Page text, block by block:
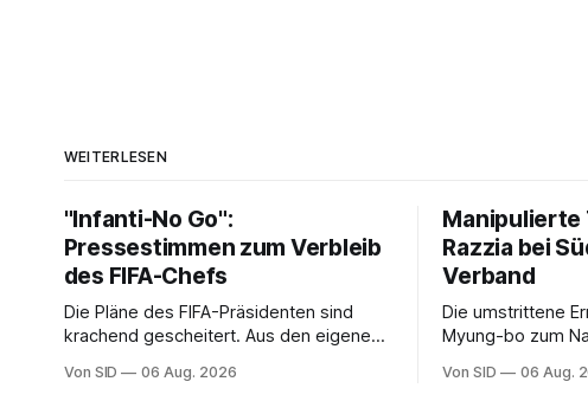
WEITERLESEN
"Infanti-No Go":
Pressestimmen zum Verbleib
des FIFA-Chefs
Die Pläne des FIFA-Präsidenten sind
krachend gescheitert. Aus den eigenen
Unterstützung.
Von SID 06 Aug. 2026
Manipulierte
Razzia bei
Verband
Die umstrittene
Myung-bo zum
Von SID 06 Aug.